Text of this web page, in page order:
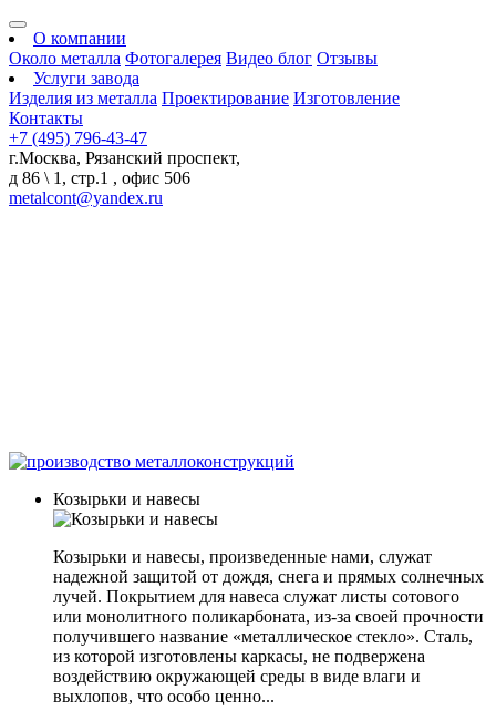
О компании
Около металла Фотогалерея Видео блог Отзывы
Услуги завода
Изделия из металла Проектирование Изготовление
Контакты
+7 (495) 796-43-47
г.Москва, Рязанский проспект,
д 86 \ 1, стр.1 , офис 506
metalcont@yandex.ru
Козырьки и навесы
Козырьки и навесы, произведенные нами, служат
надежной защитой от дождя, снега и прямых солнечных
лучей. Покрытием для навеса служат листы сотового
или монолитного поликарбоната, из-за своей прочности
получившего название «металлическое стекло». Сталь,
из которой изготовлены каркасы, не подвержена
воздействию окружающей среды в виде влаги и
выхлопов, что особо ценно...